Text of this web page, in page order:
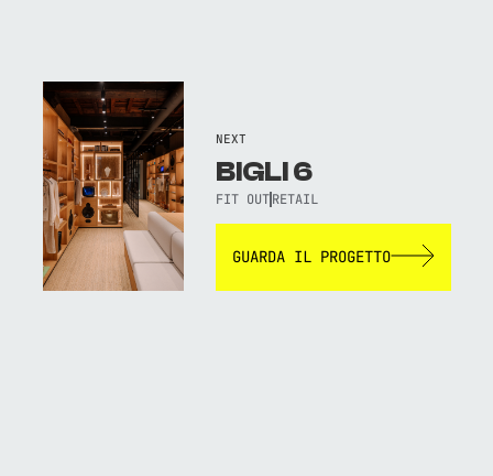
NEXT
BIGLI 6
FIT OUT RETAIL
GUARDA IL PROGETTO